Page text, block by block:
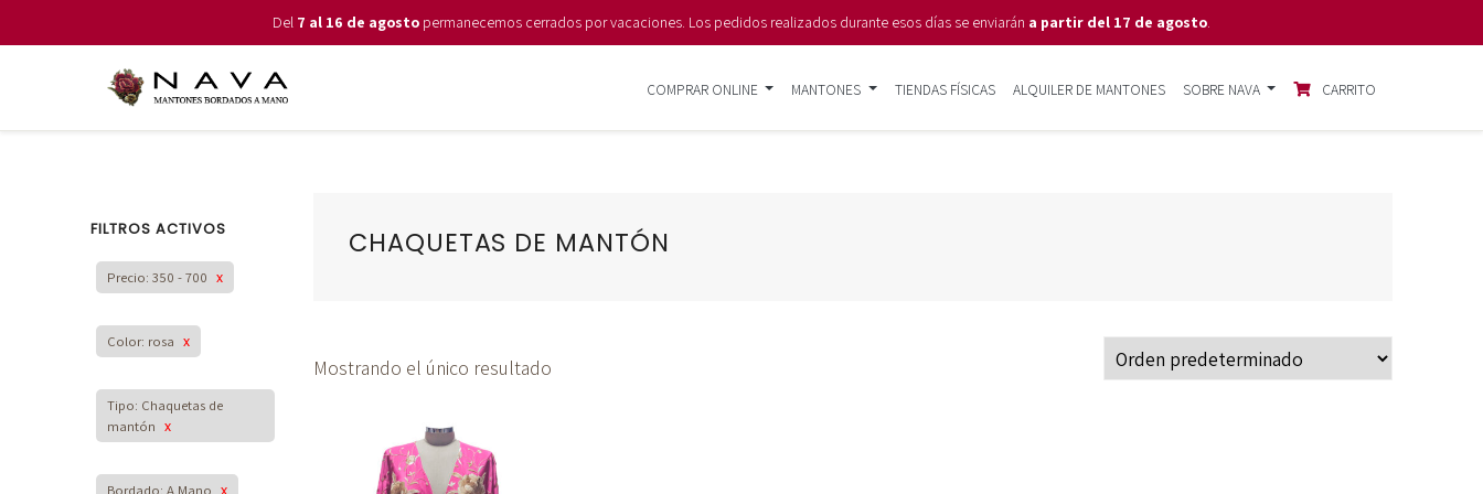
Del 7 al 16 de agosto permanecemos cerrados por vacaciones. Los pedidos realizados durante esos días se enviarán a partir del 17 de agosto.
COMPRAR ONLINE MANTONES TIENDAS FÍSICAS ALQUILER DE MANTONES SOBRE NAVA CARRITO
FILTROS ACTIVOS
Precio: 350 - 700 x
Color: rosa x
Tipo: Chaquetas de
mantón x
CHAQUETAS DE MANTÓN
Mostrando el único resultado